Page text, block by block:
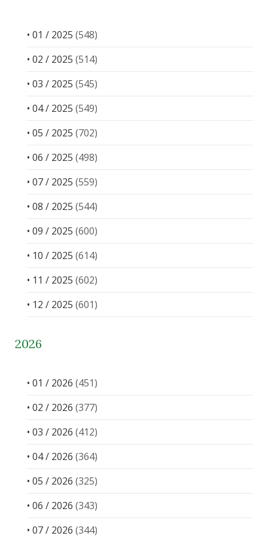
• 01 / 2025 (548)
• 02 / 2025 (514)
• 03 / 2025 (545)
• 04 / 2025 (549)
• 05 / 2025 (702)
• 06 / 2025 (498)
• 07 / 2025 (559)
• 08 / 2025 (544)
• 09 / 2025 (600)
• 10 / 2025 (614)
• 11 / 2025 (602)
• 12 / 2025 (601)
2026
• 01 / 2026 (451)
• 02 / 2026 (377)
• 03 / 2026 (412)
• 04 / 2026 (364)
• 05 / 2026 (325)
• 06 / 2026 (343)
• 07 / 2026 (344)